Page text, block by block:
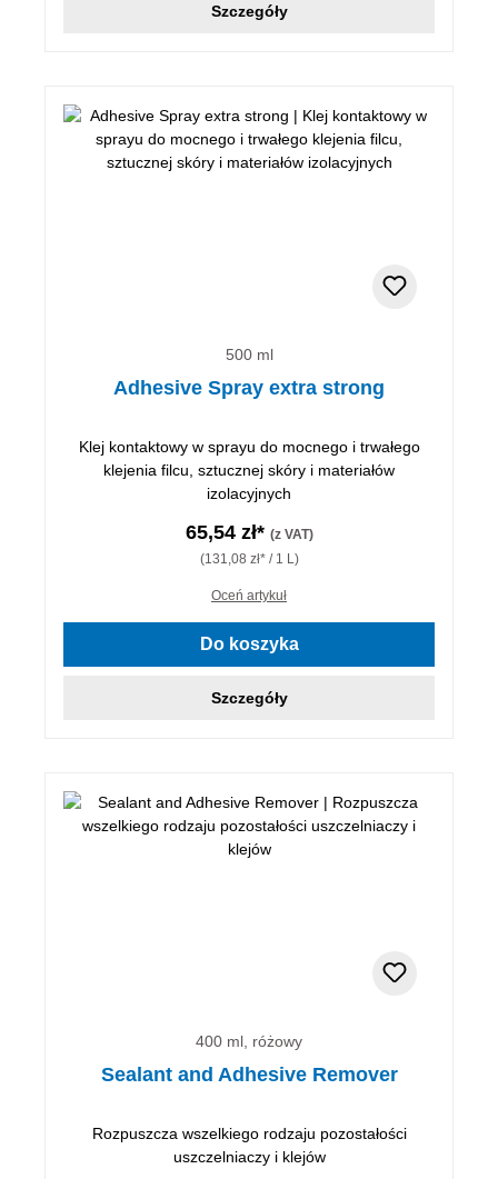
Szczegóły
500 ml
Adhesive Spray extra strong
Klej kontaktowy w sprayu do mocnego i trwałego
klejenia filcu, sztucznej skóry i materiałów
izolacyjnych
65,54 zł* (z VAT)
(131,08 zł* / 1 L)
Oceń artykuł
Do koszyka
Szczegóły
400 ml, różowy
Sealant and Adhesive Remover
Rozpuszcza wszelkiego rodzaju pozostałości
uszczelniaczy i klejów